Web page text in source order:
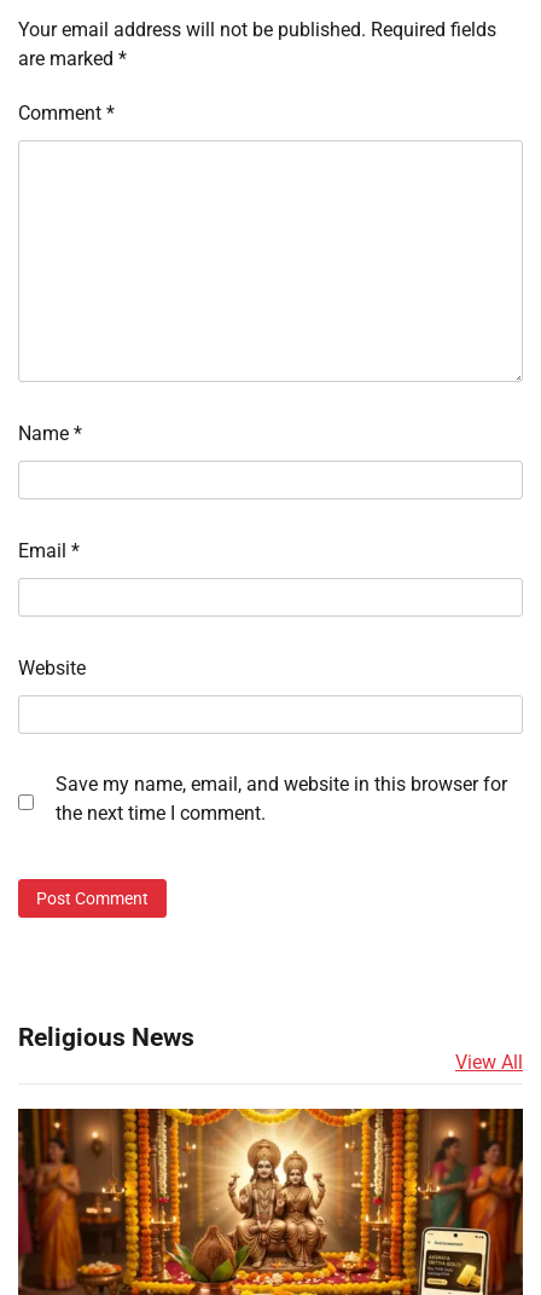
Your email address will not be published. Required fields
are marked *
Comment *
Name *
Email *
Website
Save my name, email, and website in this browser for
the next time I comment.
Religious News
View All